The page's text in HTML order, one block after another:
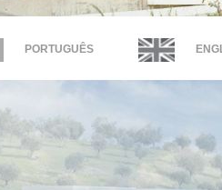
PORTUGUÊS